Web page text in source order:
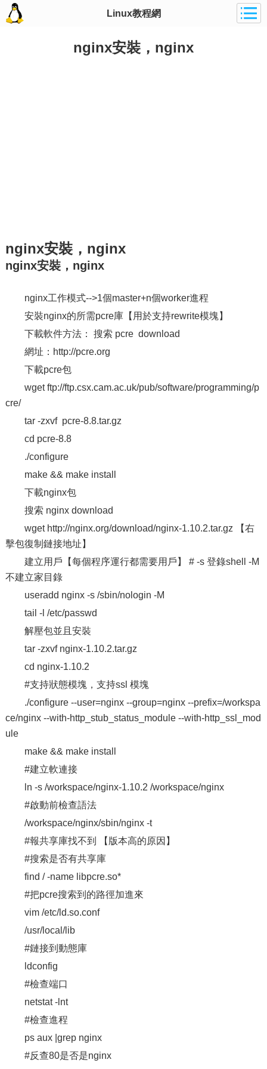
Linux教程網
nginx安裝，nginx
nginx安裝，nginx
nginx安裝，nginx
nginx工作模式-->1個master+n個worker進程
安裝nginx的所需pcre庫【用於支持rewrite模塊】
下載軟件方法： 搜索 pcre download
網址：http://pcre.org
下載pcre包
wget ftp://ftp.csx.cam.ac.uk/pub/software/programming/p
cre/
tar -zxvf pcre-8.8.tar.gz
cd pcre-8.8
./configure
make && make install
下載nginx包
搜索 nginx download
wget http://nginx.org/download/nginx-1.10.2.tar.gz 【右
擊包復制鏈接地址】
建立用戶【每個程序運行都需要用戶】 # -s 登錄shell -M
不建立家目錄
useradd nginx -s /sbin/nologin -M
tail -l /etc/passwd
解壓包並且安裝
tar -zxvf nginx-1.10.2.tar.gz
cd nginx-1.10.2
#支持狀態模塊，支持ssl 模塊
./configure --user=nginx --group=nginx --prefix=/workspa
ce/nginx --with-http_stub_status_module --with-http_ssl_mod
ule
make && make install
#建立軟連接
ln -s /workspace/nginx-1.10.2 /workspace/nginx
#啟動前檢查語法
/workspace/nginx/sbin/nginx -t
#報共享庫找不到 【版本高的原因】
#搜索是否有共享庫
find / -name libpcre.so*
#把pcre搜索到的路徑加進來
vim /etc/ld.so.conf
/usr/local/lib
#鏈接到動態庫
ldconfig
#檢查端口
netstat -lnt
#檢查進程
ps aux |grep nginx
#反查80是否是nginx